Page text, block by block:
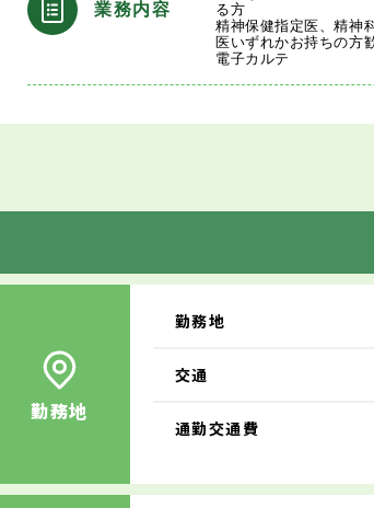
業務内容
る方
精神保健指定医、精神
医いずれかお持ちの方
電子カルテ
勤務地
勤務地
交通
通勤交通費